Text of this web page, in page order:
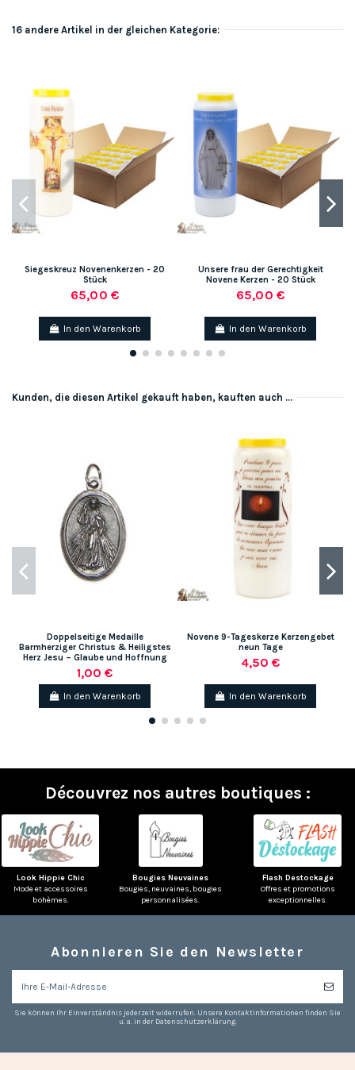
16 andere Artikel in der gleichen Kategorie:
Siegeskreuz Novenenkerzen - 20
Stück
65,00 €
In den Warenkorb
Unsere frau der Gerechtigkeit
Novene Kerzen - 20 Stück
65,00 €
In den Warenkorb
Kunden, die diesen Artikel gekauft haben, kauften auch ...
Doppelseitige Medaille
Barmherziger Christus & Heiligstes
Herz Jesu – Glaube und Hoffnung
1,00 €
In den Warenkorb
Novene 9-Tageskerze Kerzengebet
neun Tage
4,50 €
In den Warenkorb
Découvrez nos autres boutiques :
Look Hippie Chic
Mode et accessoires
bohèmes.
Bougies Neuvaines
Bougies, neuvaines, bougies
personnalisées.
Flash Destockage
Offres et promotions
exceptionnelles.
Abonnieren Sie den Newsletter
Sie können Ihr Einverständnis jederzeit widerrufen. Unsere Kontaktinformationen finden Sie
u. a. in der Datenschutzerklärung.